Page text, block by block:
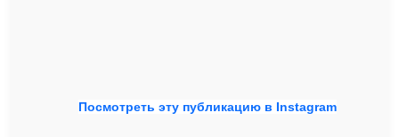
Посмотреть эту публикацию в Instagram